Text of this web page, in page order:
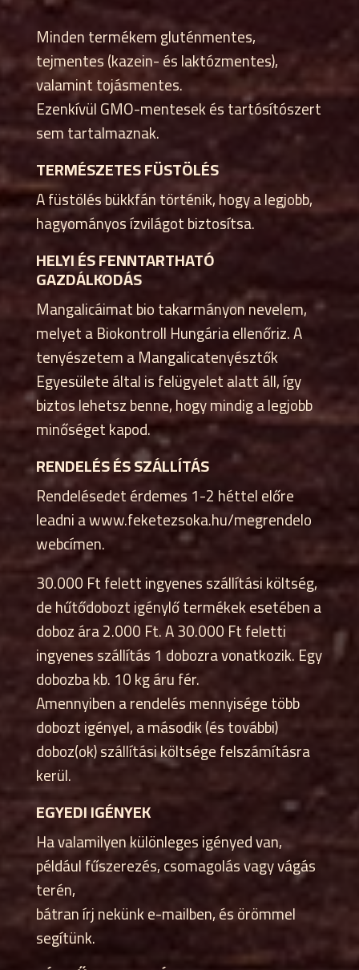
Minden termékem gluténmentes,
tejmentes (kazein- és laktózmentes),
valamint tojásmentes.
Ezenkívül GMO-mentesek és tartósítószert
sem tartalmaznak.
TERMÉSZETES FÜSTÖLÉS
A füstölés bükkfán történik, hogy a legjobb,
hagyományos ízvilágot biztosítsa.
HELYI ÉS FENNTARTHATÓ
GAZDÁLKODÁS
Mangalicáimat bio takarmányon nevelem,
melyet a Biokontroll Hungária ellenőriz. A
tenyészetem a Mangalicatenyésztők
Egyesülete által is felügyelet alatt áll, így
biztos lehetsz benne, hogy mindig a legjobb
minőséget kapod.
RENDELÉS ÉS SZÁLLÍTÁS
Rendelésedet érdemes 1-2 héttel előre
leadni a www.feketezsoka.hu/megrendelo
webcímen.
30.000 Ft felett ingyenes szállítási költség,
de hűtődobozt igénylő termékek esetében a
doboz ára 2.000 Ft. A 30.000 Ft feletti
ingyenes szállítás 1 dobozra vonatkozik. Egy
dobozba kb. 10 kg áru fér.
Amennyiben a rendelés mennyisége több
dobozt igényel, a második (és további)
doboz(ok) szállítási költsége felszámításra
kerül.
EGYEDI IGÉNYEK
Ha valamilyen különleges igényed van,
például fűszerezés, csomagolás vagy vágás
terén,
bátran írj nekünk e-mailben, és örömmel
segítünk.